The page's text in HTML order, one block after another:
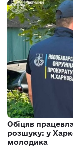
Обіцяв
розшуку: у
молодика